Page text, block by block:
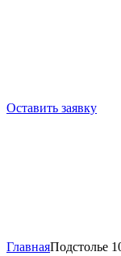
Оставить заявку
ГлавнаяПодстолье